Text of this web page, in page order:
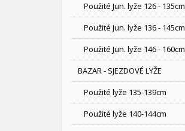
Použité Jun. lyže 126 - 135cm
Použité Jun. lyže 136 - 145cm
Použité Jun. lyže 146 - 160cm
BAZAR - SJEZDOVÉ LYŽE
Použité lyže 135-139cm
Použité lyže 140-144cm